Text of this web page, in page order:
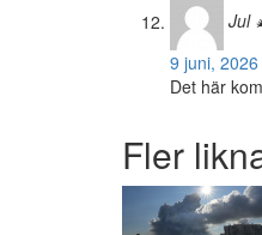
Jul
9 juni, 2026
Det här
Fler